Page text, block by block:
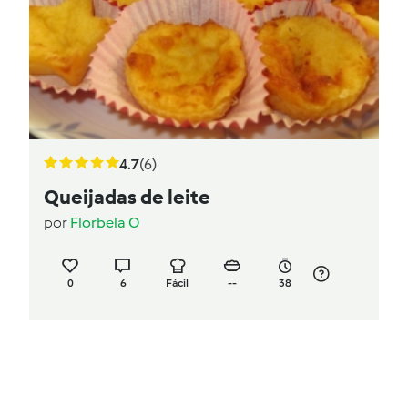
4.7(6)
Queijadas de leite
por Florbela O
0 6 Fácil -- 38